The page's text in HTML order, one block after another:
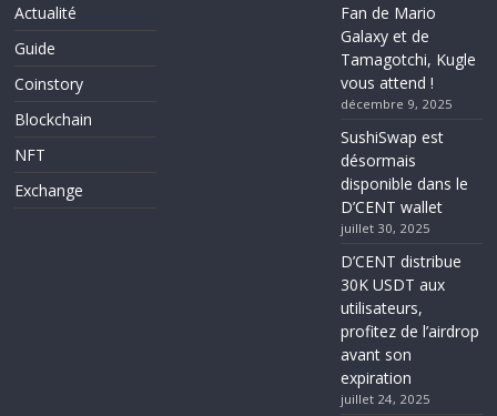
Actualité
Guide
Coinstory
Blockchain
NFT
Exchange
Fan de Mario
Galaxy et de
Tamagotchi, Kugle
vous attend !
décembre 9, 2025
SushiSwap est
désormais
disponible dans le
D’CENT wallet
juillet 30, 2025
D’CENT distribue
30K USDT aux
utilisateurs,
profitez de l’airdrop
avant son
expiration
juillet 24, 2025